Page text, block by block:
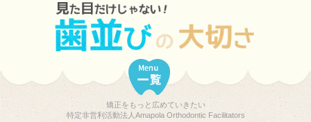
矯正をもっと広めていきたい
特定非営利活動法人Amapola Orthodontic Facilitators